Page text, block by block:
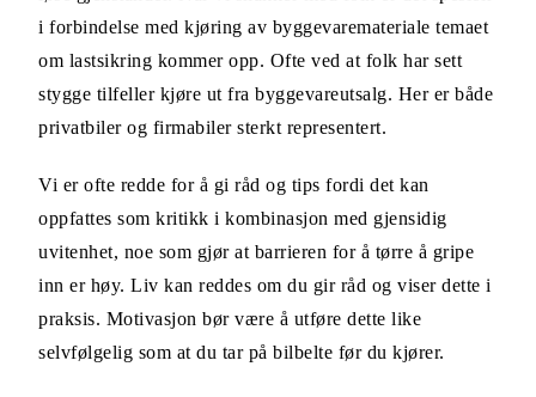
i forbindelse med kjøring av byggevaremateriale temaet
om lastsikring kommer opp. Ofte ved at folk har sett
stygge tilfeller kjøre ut fra byggevareutsalg. Her er både
privatbiler og firmabiler sterkt representert.
Vi er ofte redde for å gi råd og tips fordi det kan
oppfattes som kritikk i kombinasjon med gjensidig
uvitenhet, noe som gjør at barrieren for å tørre å gripe
inn er høy. Liv kan reddes om du gir råd og viser dette i
praksis. Motivasjon bør være å utføre dette like
selvfølgelig som at du tar på bilbelte før du kjører.